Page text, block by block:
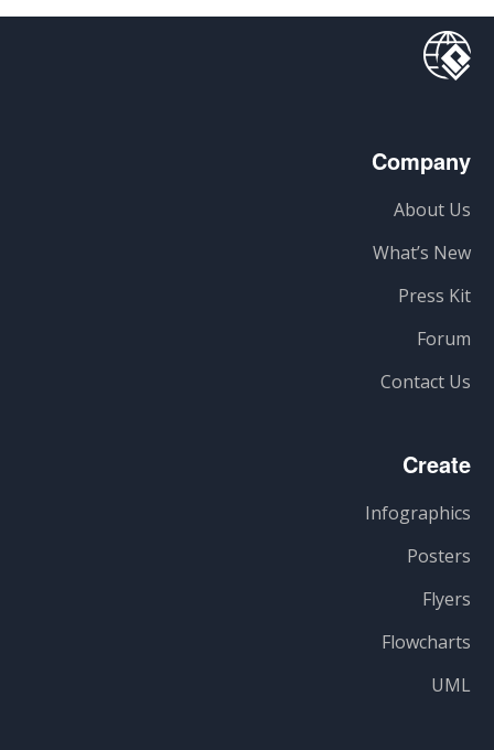
Company
About Us
What’s New
Press Kit
Forum
Contact Us
Create
Infographics
Posters
Flyers
Flowcharts
UML